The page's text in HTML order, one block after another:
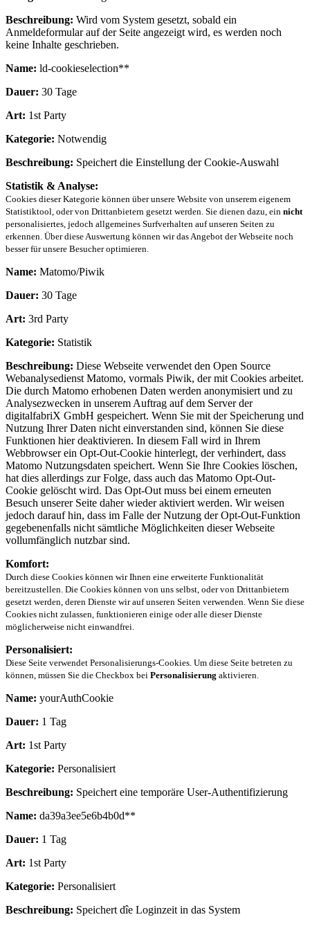
Beschreibung: Wird vom System gesetzt, sobald ein
Anmeldeformular auf der Seite angezeigt wird, es werden noch
keine Inhalte geschrieben.
Name: ld-cookieselection**
Dauer: 30 Tage
Art: 1st Party
Kategorie: Notwendig
Beschreibung: Speichert die Einstellung der Cookie-Auswahl
Statistik & Analyse:
Cookies dieser Kategorie können über unsere Website von unserem eigenem
Statistiktool, oder von Drittanbietern gesetzt werden. Sie dienen dazu, ein nicht
personalisiertes, jedoch allgemeines Surfverhalten auf unseren Seiten zu
erkennen. Über diese Auswertung können wir das Angebot der Webseite noch
besser für unsere Besucher optimieren.
Name: Matomo/Piwik
Dauer: 30 Tage
Art: 3rd Party
Kategorie: Statistik
Beschreibung: Diese Webseite verwendet den Open Source
Webanalysedienst Matomo, vormals Piwik, der mit Cookies arbeitet.
Die durch Matomo erhobenen Daten werden anonymisiert und zu
Analysezwecken in unserem Auftrag auf dem Server der
digitalfabriX GmbH gespeichert. Wenn Sie mit der Speicherung und
Nutzung Ihrer Daten nicht einverstanden sind, können Sie diese
Funktionen hier deaktivieren. In diesem Fall wird in Ihrem
Webbrowser ein Opt-Out-Cookie hinterlegt, der verhindert, dass
Matomo Nutzungsdaten speichert. Wenn Sie Ihre Cookies löschen,
hat dies allerdings zur Folge, dass auch das Matomo Opt-Out-
Cookie gelöscht wird. Das Opt-Out muss bei einem erneuten
Besuch unserer Seite daher wieder aktiviert werden. Wir weisen
jedoch darauf hin, dass im Falle der Nutzung der Opt-Out-Funktion
gegebenenfalls nicht sämtliche Möglichkeiten dieser Webseite
vollumfänglich nutzbar sind.
Komfort:
Durch diese Cookies können wir Ihnen eine erweiterte Funktionalität
bereitzustellen. Die Cookies können von uns selbst, oder von Drittanbietern
gesetzt werden, deren Dienste wir auf unseren Seiten verwenden. Wenn Sie diese
Cookies nicht zulassen, funktionieren einige oder alle dieser Dienste
möglicherweise nicht einwandfrei.
Personalisiert:
Diese Seite verwendet Personalisierungs-Cookies. Um diese Seite betreten zu
können, müssen Sie die Checkbox bei Personalisierung aktivieren.
Name: yourAuthCookie
Dauer: 1 Tag
Art: 1st Party
Kategorie: Personalisiert
Beschreibung: Speichert eine temporäre User-Authentifizierung
Name: da39a3ee5e6b4b0d**
Dauer: 1 Tag
Art: 1st Party
Kategorie: Personalisiert
Beschreibung: Speichert dîe Loginzeit in das System